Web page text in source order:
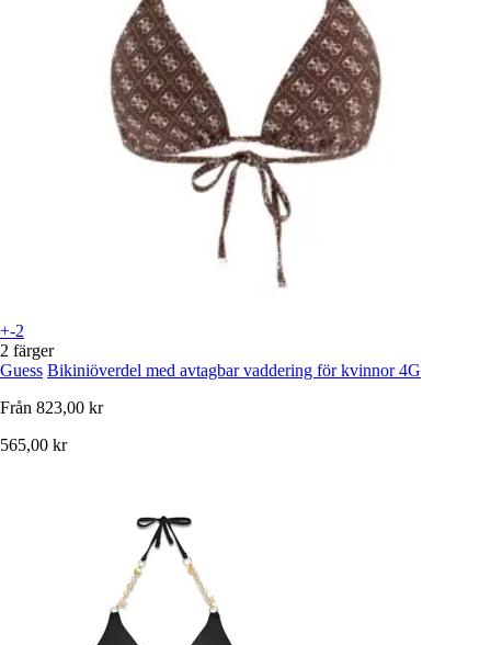
+-2
2 färger
Guess Bikiniöverdel med avtagbar vaddering för kvinnor 4G
Från 823,00 kr
565,00 kr